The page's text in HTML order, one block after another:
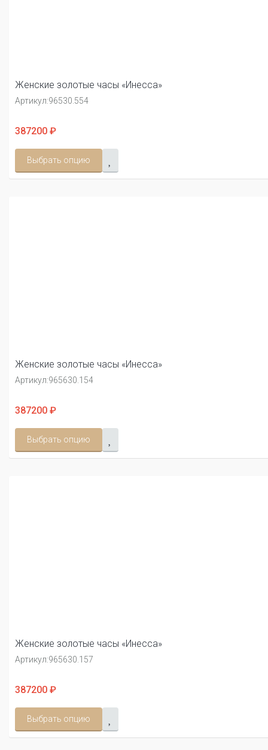
Женские золотые часы «Инесса»
Артикул:96530.554
387200 ₽
Выбрать опцию
Женские золотые часы «Инесса»
Артикул:965630.154
387200 ₽
Выбрать опцию
Женские золотые часы «Инесса»
Артикул:965630.157
387200 ₽
Выбрать опцию